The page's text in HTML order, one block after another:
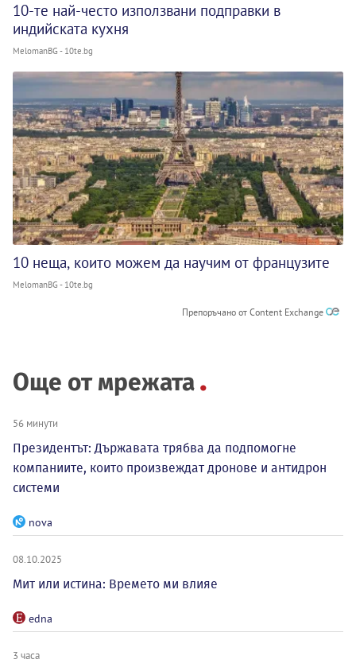
10-те най-често използвани подправки в
индийската кухня
MelomanBG - 10te.bg
10 неща, които можем да научим от французите
MelomanBG - 10te.bg
Препоръчано от Content Exchange
Още от мрежата
56 минути
Президентът: Държавата трябва да подпомогне
компаниите, които произвеждат дронове и антидрон
системи
nova
08.10.2025
Мит или истина: Времето ми влияе
edna
3 часа